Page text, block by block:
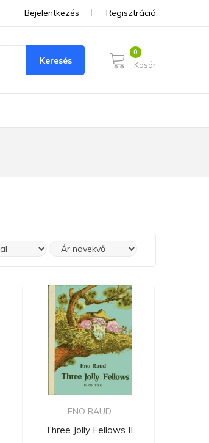
Bejelentkezés Regisztráció
Keresés Kosár
ENO RAUD
Three Jolly Fellows II.